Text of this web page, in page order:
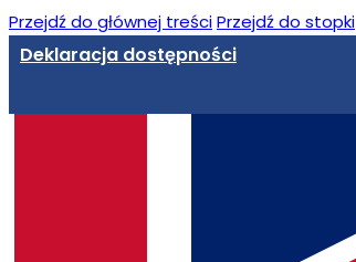
Przejdź do głównej treściPrzejdź do stopki
Deklaracja dostępności